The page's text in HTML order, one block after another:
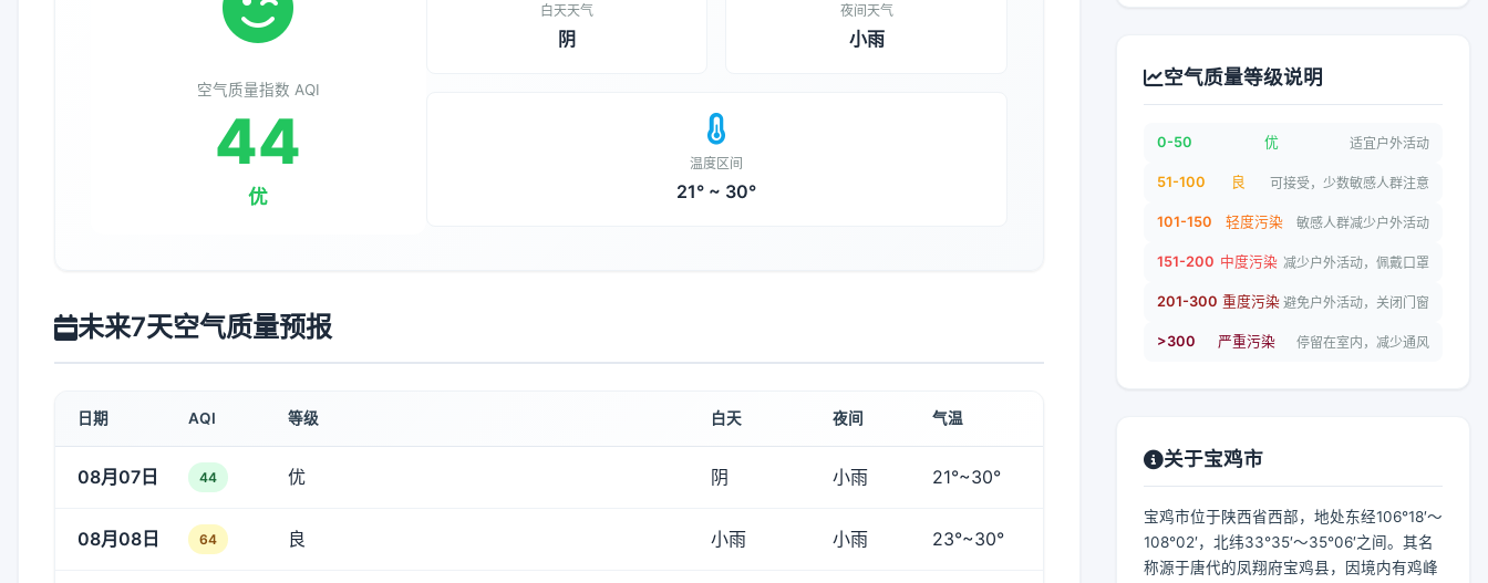
空气质量指数 AQI
44
优
白天天气
阴
夜间天气
小雨
温度区间
21° ~ 30°
未来7天空气质量预报
日期 AQI 等级 白天 夜间 气温
08月07日 44 优 阴 小雨 21°~30°
08月08日 64 良 小雨 小雨 23°~30°
空气质量等级说明
0-50 优 适宜户外活动
51-100 良 可接受，少数敏感人群注意
101-150 轻度污染 敏感人群减少户外活动
151-200 中度污染 减少户外活动，佩戴口罩
201-300 重度污染 避免户外活动，关闭门窗
>300 严重污染 停留在室内，减少通风
关于宝鸡市
宝鸡市位于陕西省西部，地处东经106°18′～
108°02′，北纬33°35′～35°06′之间。其名
称源于唐代的凤翔府宝鸡县，因境内有鸡峰